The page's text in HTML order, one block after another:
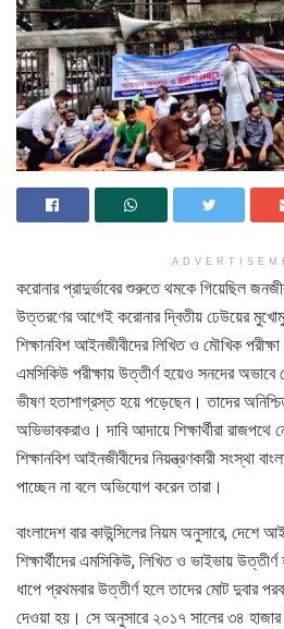
করোনার প্রাদুর্ভাবের শুরুতে থমকে গিয়েছিল
উত্তরণের আগেই করোনার দ্বিতীয় ঢেউয়ের
শিক্ষানবিশ আইনজীবীদের লিখিত ও মৌখিক
এমসিকিউ পরীক্ষায় উত্তীর্ণ হয়েও সনদের অভাবে
ভীষণ হতাশাগ্রস্ত হয়ে পড়েছেন। তাদের
অভিভাবকরাও। দাবি আদায়ে শিক্ষার্থীরা রাজপথে
শিক্ষানবিশ আইনজীবীদের নিয়ন্ত্রণকারী সংস্থা
পাচ্ছেন না বলে অভিযোগ করেন তারা।
বাংলাদেশ বার কাউন্সিলের নিয়ম অনুসারে, দেশে
শিক্ষার্থীদের এমসিকিউ, লিখিত ও ভাইভায়
ধাপে প্রথমবার উত্তীর্ণ হলে তাদের মোট দুবার
দেওয়া হয়। সে অনুসারে ২০১৭ সালের ৩৪ হাজার